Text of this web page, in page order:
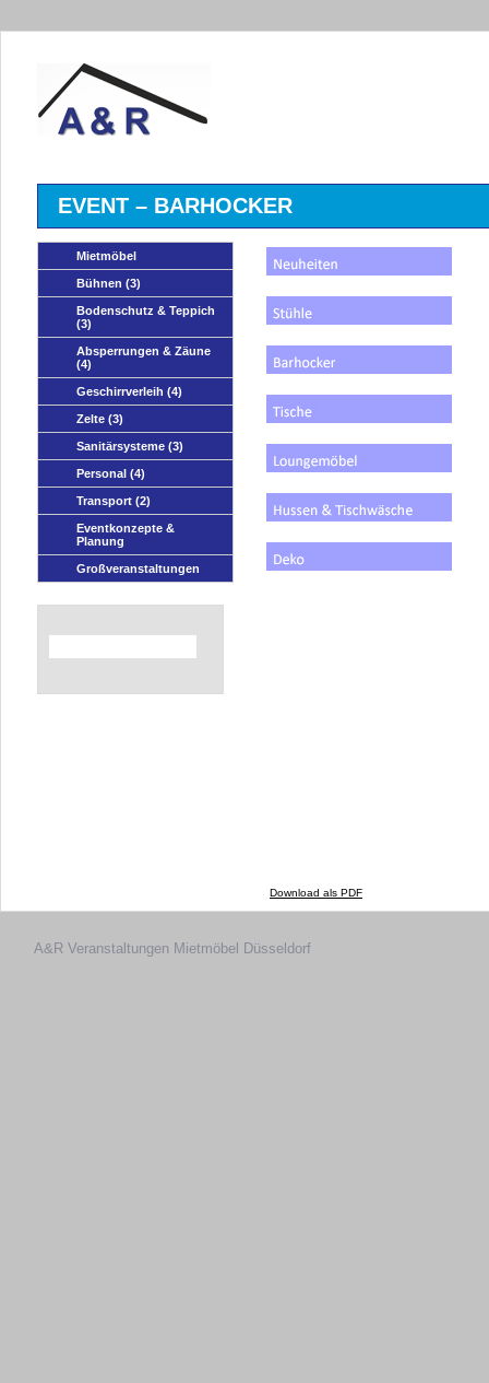
EVENT – BARHOCKER
Mietmöbel
Bühnen (3)
Bodenschutz & Teppich
(3)
Absperrungen & Zäune
(4)
Geschirrverleih (4)
Zelte (3)
Sanitärsysteme (3)
Personal (4)
Transport (2)
Eventkonzepte &
Planung
Großveranstaltungen
Download als PDF
A&R Veranstaltungen Mietmöbel Düsseldorf